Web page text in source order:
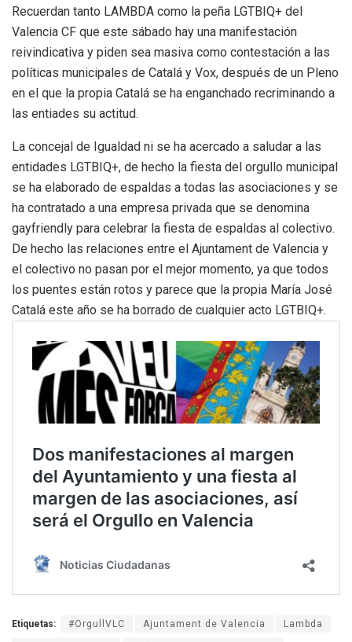
Recuerdan tanto LAMBDA como la peña LGTBIQ+ del
Valencia CF que este sábado hay una manifestación
reivindicativa y piden sea masiva como contestación a las
políticas municipales de Catalá y Vox, después de un Pleno
en el que la propia Catalá se ha enganchado recriminando a
las entiades su actitud.
La concejal de Igualdad ni se ha acercado a saludar a las
entidades LGTBIQ+, de hecho la fiesta del orgullo municipal
se ha elaborado de espaldas a todas las asociaciones y se
ha contratado a una empresa privada que se denomina
gayfriendly para celebrar la fiesta de espaldas al colectivo.
De hecho las relaciones entre el Ajuntament de Valencia y
el colectivo no pasan por el mejor momento, ya que todos
los puentes están rotos y parece que la propia María José
Catalá este año se ha borrado de cualquier acto LGTBIQ+.
Etiquetas: #OrgullVLC Ajuntament de Valencia Lambda